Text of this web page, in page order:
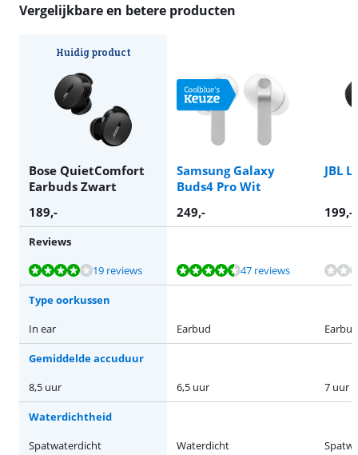
Vergelijkbare en betere producten
Huidig product
Bose QuietComfort
Earbuds Zwart
Samsung Galaxy
Buds4 Pro Wit
JBL
189,- 249,- 199,-
Reviews
Beoordeling is 7,8 van de 10, gebaseerd op 19 reviews.
19 reviews
Beoordeling is 9,4 van de 10, gebaseerd op 47 reviews.47 reviews
Beoordeling is 9,4 van de 10, gebaseerd op 47 reviews.
Type oorkussen
In ear
Earbud Earbud
Gemiddelde accuduur
8,5 uur
6,5 uur 7 uur
Waterdichtheid
Spatwaterdicht
Waterdicht